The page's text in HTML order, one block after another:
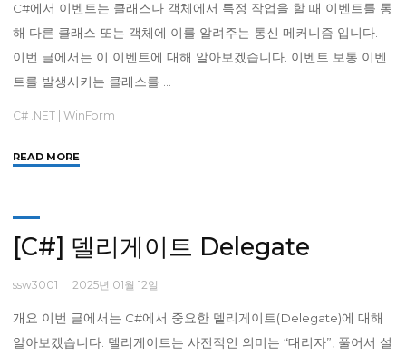
C#에서 이벤트는 클래스나 객체에서 특정 작업을 할 때 이벤트를 통
해 다른 클래스 또는 객체에 이를 알려주는 통신 메커니즘 입니다.
이번 글에서는 이 이벤트에 대해 알아보겠습니다. 이벤트 보통 이벤
트를 발생시키는 클래스를 …
C# .NET WinForm
READ MORE
게
이
(Delegate)
와
이
[C#] 델리게이트 Delegate
ssw3001 2025년 01월 12일
개요 이번 글에서는 C#에서 중요한 델리게이트(Delegate)에 대해
알아보겠습니다. 델리게이트는 사전적인 의미는 “대리자”, 풀어서 설